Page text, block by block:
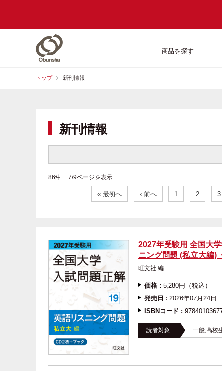
商品を探す
トップ 新刊情報
新刊情報
86件 7/9ページを表示
« 最初へ ‹ 前へ 1 2 3
2027年受験用 全国大
ニング問題 (私立大編)
旺文社 編
価格 : 5,280円（税込）
発売日 : 2026年07月24日
ISBNコード :
読者対象 一般,高校